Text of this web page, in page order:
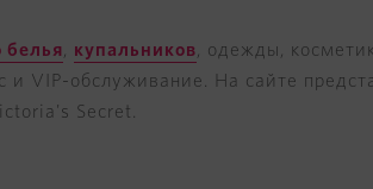
белья купальников , одежды,
VIP-обслуживание. На сайте
Secret.